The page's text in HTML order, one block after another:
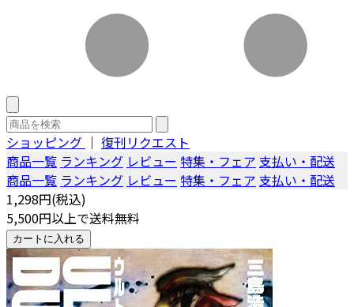
ショッピング ｜ 復刊リクエスト
商品一覧 ランキング レビュー 特集・フェア 支払い・配送
商品一覧 ランキング レビュー 特集・フェア 支払い・配送
1,298円(税込)
5,500円以上で送料無料
カートに入れる